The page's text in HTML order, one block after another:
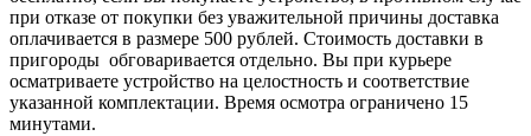
при отказе от покупки без уважительной причины доставка
оплачивается в размере 500 рублей. Стоимость доставки в
пригороды обговаривается отдельно. Вы при курьере
осматриваете устройство на целостность и соответствие
указанной комплектации. Время осмотра ограничено 15
минутами.